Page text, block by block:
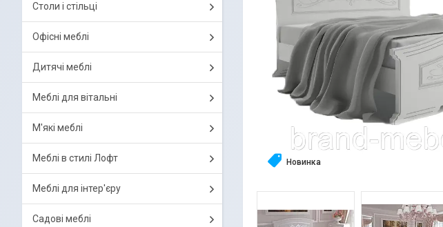
Новинка
Столи і стільці
Офісні меблі
Дитячі меблі
Меблі для вітальні
М'які меблі
Меблі в стилі Лофт
Меблі для інтер'єру
Садові меблі